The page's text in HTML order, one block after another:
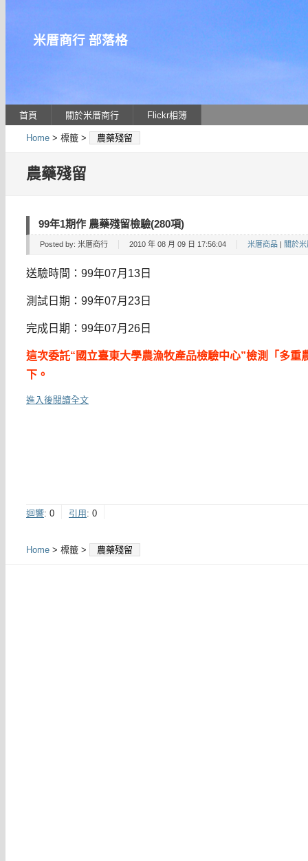
米厝商行 部落格
首頁 關於米厝商行 Flickr相簿
Home > 標籤 > 農藥殘留
農藥殘留
99年1期作 農藥殘留檢驗(280項)
Posted by: 米厝商行 2010 年 08 月 09 日 17:56:04 米厝商品 關於
送驗時間：99年07月13日
測試日期：99年07月23日
完成日期：99年07月26日
這次委託“國立臺東大學農漁牧產品檢驗中心”檢測「多重
下。
進入後閱讀全文
迴響: 0 引用: 0
Home > 標籤 > 農藥殘留